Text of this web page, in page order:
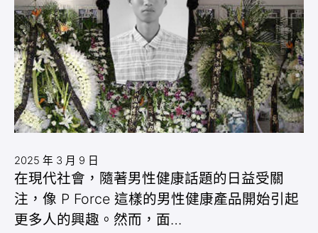
2025 年 3 月 9 日
在現代社會，隨著男性健康話題的日益受關
注，像 P Force 這樣的男性健康產品開始引起
更多人的興趣。然而，面…